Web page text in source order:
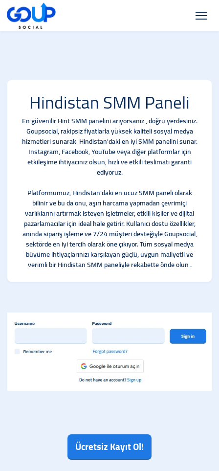
Hindistan SMM Paneli
En güvenilir Hint SMM panelini arıyorsanız , doğru yerdesiniz.
Goupsocial, rakipsiz fiyatlarla yüksek kaliteli sosyal medya
hizmetleri sunarak Hindistan'daki en iyi SMM panelini sunar.
Instagram, Facebook, YouTube veya diğer platformlar için
etkileşime ihtiyacınız olsun, hızlı ve etkili teslimatı garanti
ediyoruz.
Platformumuz, Hindistan'daki en ucuz SMM paneli olarak
bilinir ve bu da onu, aşırı harcama yapmadan çevrimiçi
varlıklarını artırmak isteyen işletmeler, etkili kişiler ve dijital
pazarlamacılar için ideal hale getirir. Kullanıcı dostu özellikler,
anında sipariş işleme ve 7/24 müşteri desteğiyle Goupsocial,
sektörde en iyi tercih olarak öne çıkıyor. Tüm sosyal medya
büyüme ihtiyaçlarınızı karşılayan güçlü, uygun maliyetli ve
verimli bir Hindistan SMM paneliyle rekabette önde olun .
Ücretsiz Kayıt Ol!